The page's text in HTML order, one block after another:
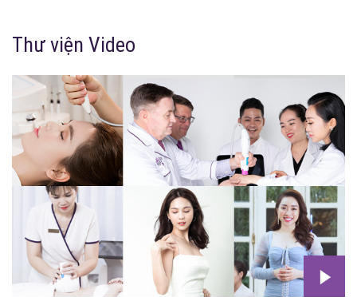
Thư viện Video